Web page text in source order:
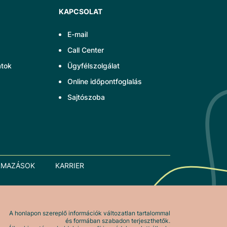
KAPCSOLAT
E-mail
Call Center
Ügyfélszolgálat
Online időpontfoglalás
Sajtószoba
KARRIER
A honlapon szereplő információk változatlan tartalommal
és formában szabadon terjeszthetők.